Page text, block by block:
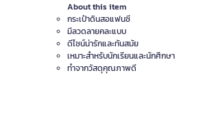
About this item
กระเป๋าดินสอแฟนซี
มีลวดลายคละแบบ
ดีไซน์น่ารักและทันสมัย
เหมาะสำหรับนักเรียนและนักศึกษา
ทำจากวัสดุคุณภาพดี